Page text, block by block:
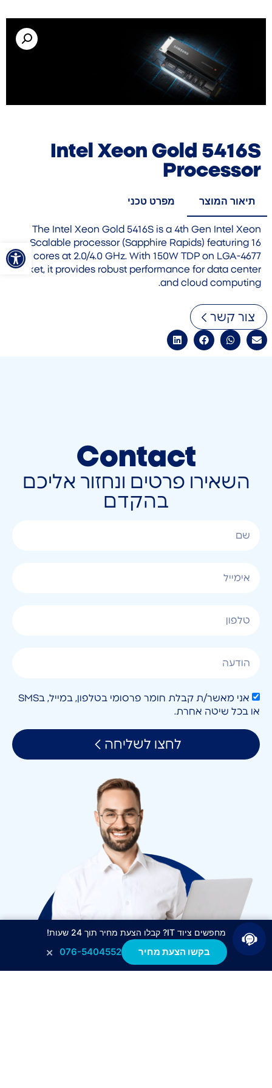
פתח
Intel Xeon Gold 5416S
Processor
תיאור המוצר מפרט טכני
The Intel Xeon Gold 5416S is a 4th Gen Intel Xeon
Scalable processor (Sapphire Rapids) featuring 16
cores at 2.0/4.0 GHz. With 150W TDP on LGA-4677
socket, it provides robust performance for data center
and cloud computing.
צור קשר
Contact
השאירו פרטים ונחזור אליכם
בהקדם
אני מאשר/ת קבלת חומר פרסומי בטלפון, במייל, בSMS
או בכל שיטה אחרת.
לחצו לשליחה
מחפשים ציוד IT? קבלו הצעת מחיר תוך 24 שעות!
בקשו הצעת מחיר 076-5404552
×